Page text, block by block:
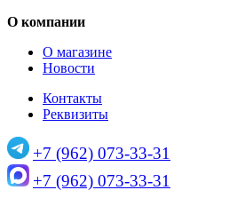
О компании
О магазине
Новости
Контакты
Реквизиты
+7 (962) 073-33-31
+7 (962) 073-33-31